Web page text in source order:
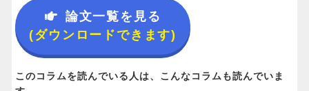
論文一覧を見る
(ダウンロードできます)
このコラムを読んでいる人は、こんなコラムも読んでいま